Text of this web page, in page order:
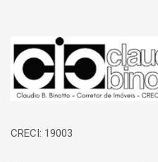
Página inicial
CRECI: 19003